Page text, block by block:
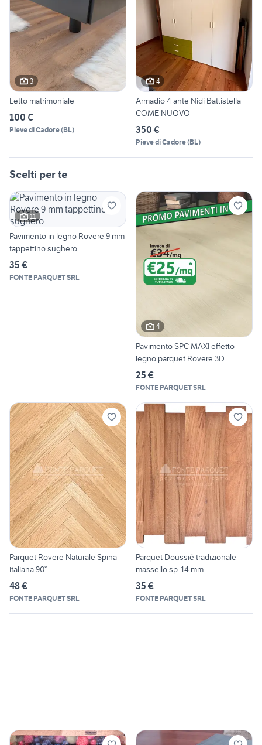
3
Letto matrimoniale
100 €
Pieve di Cadore(BL)
4
Armadio 4 ante Nidi Battistella
COME NUOVO
350 €
Pieve di Cadore(BL)
Scelti per te
11
Pavimento in legno Rovere 9 mm
tappettino sughero
35 €
FONTE PARQUET SRL
4
Pavimento SPC MAXI effetto
legno parquet Rovere 3D
25 €
FONTE PARQUET SRL
Parquet Rovere Naturale Spina
italiana 90°
48 €
FONTE PARQUET SRL
Parquet Doussié tradizionale
massello sp. 14 mm
35 €
FONTE PARQUET SRL